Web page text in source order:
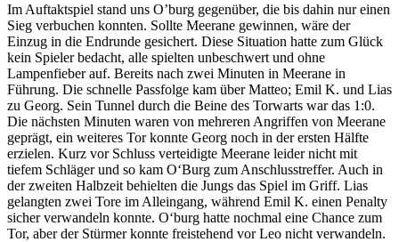
Im Auftaktspiel stand uns O’burg gegenüber, die bis dahin nur einen
Sieg verbuchen konnten. Sollte Meerane gewinnen, wäre der
Einzug in die Endrunde gesichert. Diese Situation hatte zum Glück
kein Spieler bedacht, alle spielten unbeschwert und ohne
Lampenfieber auf. Bereits nach zwei Minuten in Meerane in
Führung. Die schnelle Passfolge kam über Matteo; Emil K. und Lias
zu Georg. Sein Tunnel durch die Beine des Torwarts war das 1:0.
Die nächsten Minuten waren von mehreren Angriffen von Meerane
geprägt, ein weiteres Tor konnte Georg noch in der ersten Hälfte
erzielen. Kurz vor Schluss verteidigte Meerane leider nicht mit
tiefem Schläger und so kam O‘Burg zum Anschlusstreffer. Auch in
der zweiten Halbzeit behielten die Jungs das Spiel im Griff. Lias
gelangten zwei Tore im Alleingang, während Emil K. einen Penalty
sicher verwandeln konnte. O‘burg hatte nochmal eine Chance zum
Tor, aber der Stürmer konnte freistehend vor Leo nicht verwandeln.